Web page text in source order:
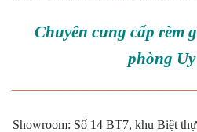
Chuyên cung cấp rèm
phòng
Showroom: Số 14 BT7, khu Biệt